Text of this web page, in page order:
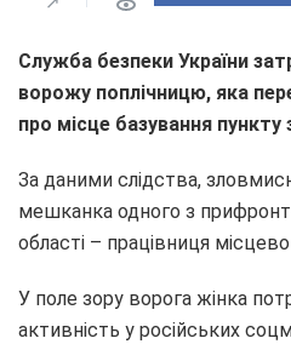
Служба безпеки України
ворожу поплічницю, яка
про місце базування пункту
За даними слідства,
мешканка одного з
області – працівниця
У поле зору ворога жінка
активність у російських